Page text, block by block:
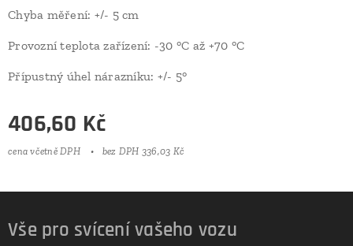
Chyba měření: +/- 5 cm
Provozní teplota zařízení: -30 °C až +70 °C
Přípustný úhel nárazníku: +/- 5°
406,60 Kč
cena včetně DPH bez DPH 336,03 Kč
Vše pro svícení vašeho vozu